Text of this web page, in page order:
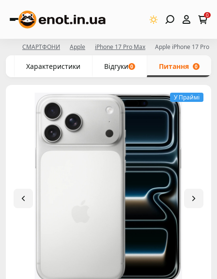
0
СМАРТФОНИ Apple iPhone 17 Pro Max Apple iPhone 17 Pro
Характеристики Відгуки 0 Питання 0
У Праймі